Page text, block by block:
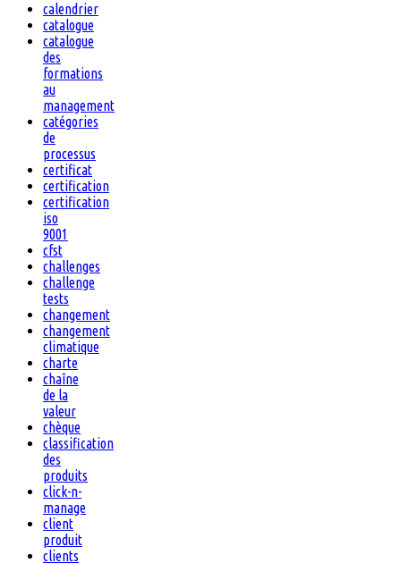
calendrier
catalogue
catalogue
des
formations
au
management
catégories
de
processus
certificat
certification
certification
iso
9001
cfst
challenges
challenge
tests
changement
changement
climatique
charte
chaîne
de la
valeur
chèque
classification
des
produits
click-n-
manage
client
produit
clients